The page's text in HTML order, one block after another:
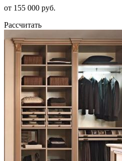
от 155 000 руб.
Рассчитать